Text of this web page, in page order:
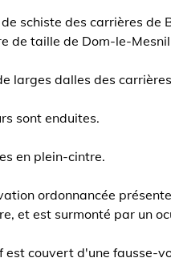
schiste des carrières
de taille de Dom-le-
larges dalles des
sont enduites.
en plein-cintre.
ordonnancée
et est surmonté par un
est couvert d'une fausse-